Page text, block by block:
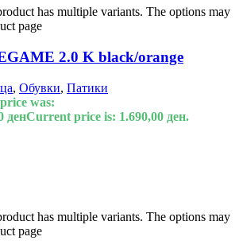
has multiple variants. The options may
page
2.0 K black/orange
, Обувки, Патики
was:
денCurrent price is: 1.690,00 ден.
has multiple variants. The options may
page